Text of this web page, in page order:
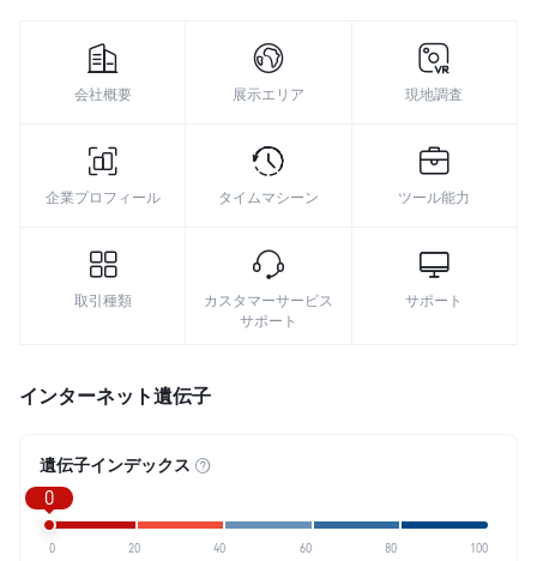
会社概要 展示エリア 現地調査
企業プロフィール タイムマシーン ツール能力
取引種類
カスタマーサービス
サポート
サポート
インターネット遺伝子
遺伝子インデックス
0
0 20 40 60 80 100